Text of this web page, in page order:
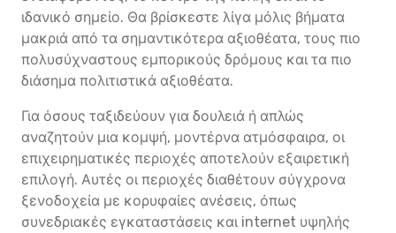
ιδανικό σημείο. Θα βρίσκεστε λίγα μόλις βήματα
μακριά από τα σημαντικότερα αξιοθέατα, τους πιο
πολυσύχναστους εμπορικούς δρόμους και τα πιο
διάσημα πολιτιστικά αξιοθέατα.
Για όσους ταξιδεύουν για δουλειά ή απλώς
αναζητούν μια κομψή, μοντέρνα ατμόσφαιρα, οι
επιχειρηματικές περιοχές αποτελούν εξαιρετική
επιλογή. Αυτές οι περιοχές διαθέτουν σύγχρονα
ξενοδοχεία με κορυφαίες ανέσεις, όπως
συνεδριακές εγκαταστάσεις και internet υψηλής